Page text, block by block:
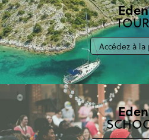
Eden
TOUR
Accédez à la
Eden